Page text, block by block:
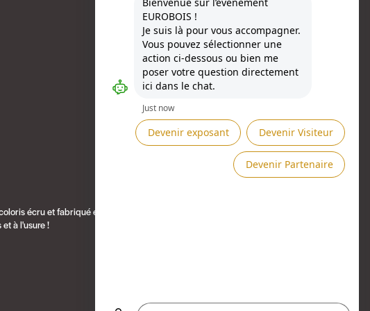
écru et fabriqué en toile
à l'usure !